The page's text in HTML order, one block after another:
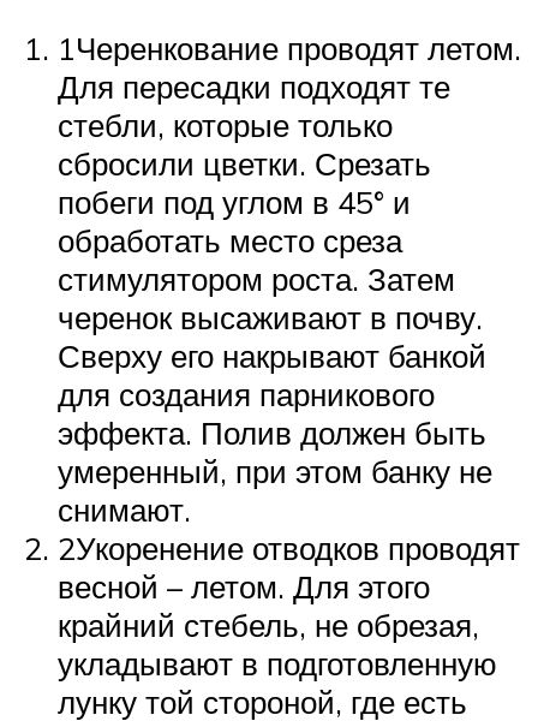
1Черенкование проводят летом.
Для пересадки подходят те
стебли, которые только
сбросили цветки. Срезать
побеги под углом в 45° и
обработать место среза
стимулятором роста. Затем
черенок высаживают в почву.
Сверху его накрывают банкой
для создания парникового
эффекта. Полив должен быть
умеренный, при этом банку не
снимают.
2Укоренение отводков проводят
весной – летом. Для этого
крайний стебель, не обрезая,
укладывают в подготовленную
лунку той стороной, где есть